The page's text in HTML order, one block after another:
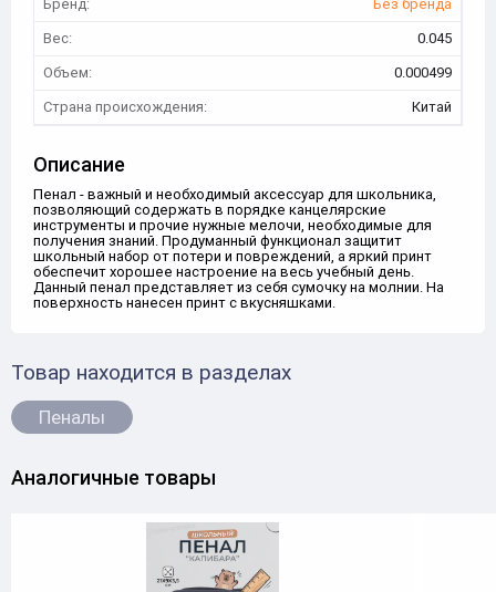
Бренд:
Без бренда
Вес:
0.045
Объем:
0.000499
Страна происхождения:
Китай
Описание
Пенал - важный и необходимый аксессуар для школьника,
позволяющий содержать в порядке канцелярские
инструменты и прочие нужные мелочи, необходимые для
получения знаний. Продуманный функционал защитит
школьный набор от потери и повреждений, а яркий принт
обеспечит хорошее настроение на весь учебный день.
Данный пенал представляет из себя сумочку на молнии. На
поверхность нанесен принт с вкусняшками.
Товар находится в разделах
Пеналы
Аналогичные товары